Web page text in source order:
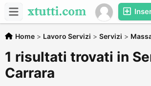
Home > Lavoro Servizi > Servizi >
1 risultati trovati in
Carrara